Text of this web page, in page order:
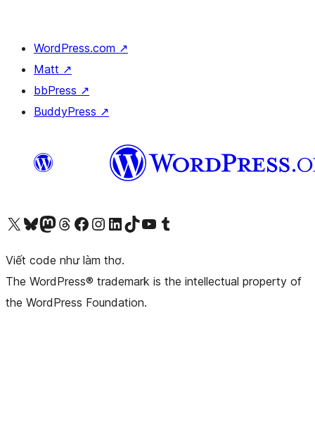
WordPress.com ↗
Matt ↗
bbPress ↗
BuddyPress ↗
Truy cập tài khoản X (trước đây là Twitter) của chúng tôiVisit our Bluesky account
Visit our Mastodon account
Visit our Threads account
Xem trang Facebook của chúng tôiTruy cập tài khoản Instagram của chúng tôi Truy cập tài khoản LinkedIn của chúng tôiVisit our TikTok account
Truy cập kênh YouTube của chúng tôi Visit our Tumblr account
Viết code như làm thơ.
The WordPress® trademark is the intellectual property of
the WordPress Foundation.